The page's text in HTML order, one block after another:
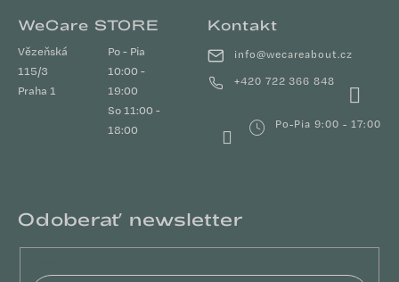
WeCare STORE
Vězeňská
115/3
Praha 1
Po - Pia
10:00 -
19:00
So 11:00 -
18:00
Kontakt
info@wecareabout.cz
+420 722 366 848
Po-Pia 9:00 - 17:00
Odoberať newsletter